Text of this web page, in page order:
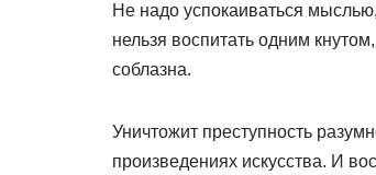
Не надо успокаиваться
нельзя воспитать одним
соблазна.
Уничтожит преступность
произведениях искусства. И